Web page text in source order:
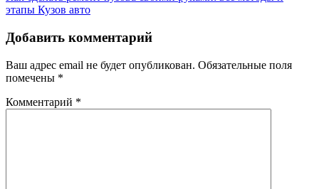
этапы Кузов авто
Добавить комментарий
Ваш адрес email не будет опубликован. Обязательные поля
помечены *
Комментарий *